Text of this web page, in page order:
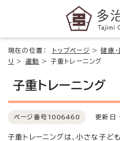
現在の位置： トップページ >健康
り
> 運動 > 子重トレーニング
子重トレーニング
ページ番号 1006460 更新日
子重トレーニングは、小さな子ど